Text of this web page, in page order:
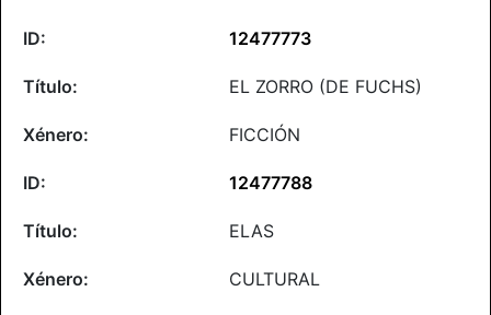
12477773
EL ZORRO (DE FUCHS)
FICCIÓN
12477788
ELAS
CULTURAL